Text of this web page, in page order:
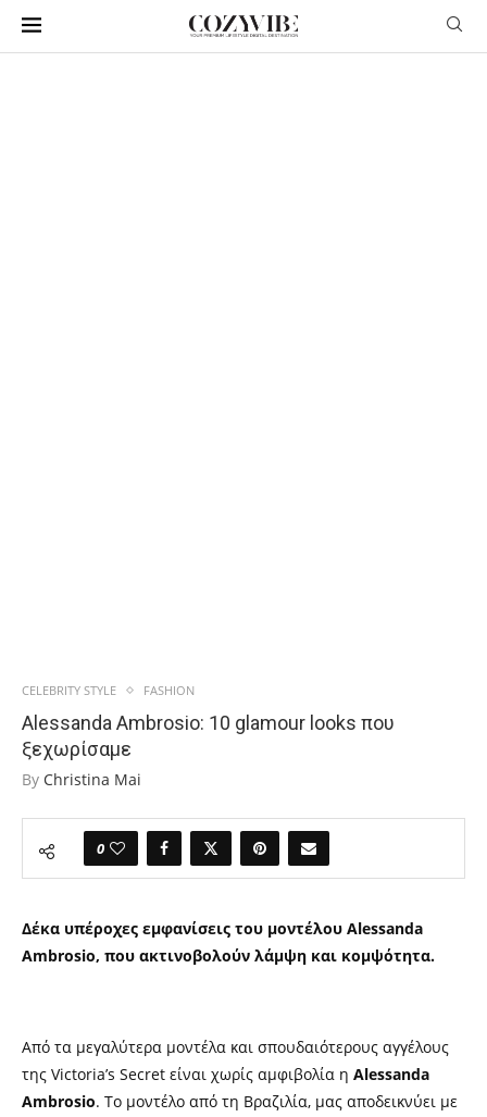
CELEBRITY STYLE FASHION
Alessanda Ambrosio: 10 glamour looks που
ξεχωρίσαμε
By Christina Mai
0
Δέκα υπέροχες εμφανίσεις του μοντέλου Alessanda
Ambrosio, που ακτινοβολούν λάμψη και κομψότητα.
Από τα μεγαλύτερα μοντέλα και σπουδαιότερους αγγέλους
της Victoria’s Secret είναι χωρίς αμφιβολία η Alessanda
Ambrosio. Το μοντέλο από τη Βραζιλία, μας αποδεικνύει με